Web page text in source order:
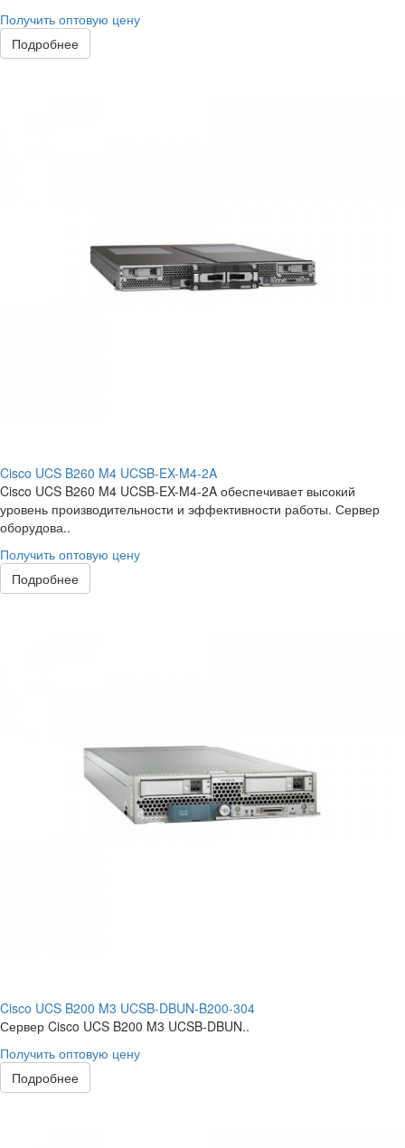
Получить оптовую цену
Подробнее
Cisco UCS B260 M4 UCSB-EX-M4-2A
Cisco UCS B260 M4 UCSB-EX-M4-2A обеспечивает высокий
уровень производительности и эффективности работы. Сервер
оборудова..
Получить оптовую цену
Подробнее
Cisco UCS B200 M3 UCSB-DBUN-B200-304
Сервер Cisco UCS B200 M3 UCSB-DBUN..
Получить оптовую цену
Подробнее